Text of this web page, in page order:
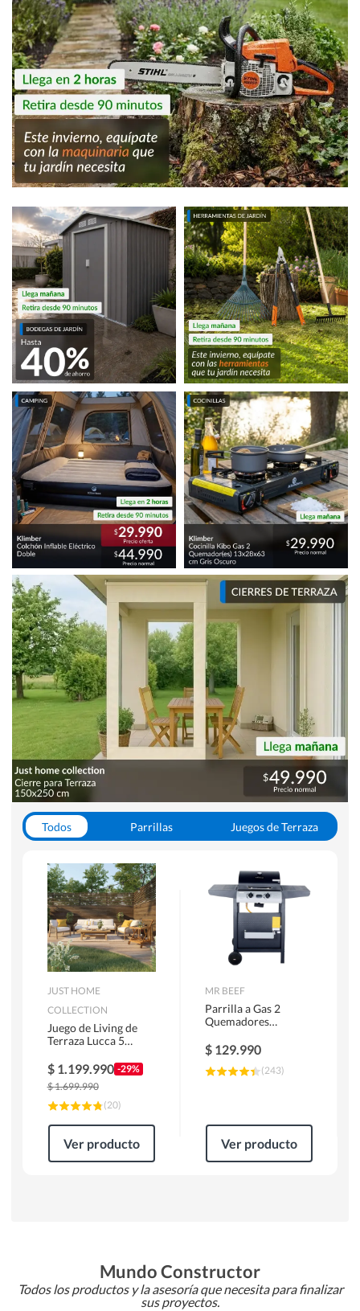
Todos Parrillas
Juegos de Terraza
JUST HOME
COLLECTION
Juego de Living de
Terraza Lucca 5
$ 1.199.990 -29%
$1.699.990
(20)
Ver producto
MR BEEF
Parrilla a Gas 2
Quemadores
$ 129.990
(243)
Ver producto
Mundo Constructor
Todos los productos y la asesoría que necesita para finalizar
sus proyectos.